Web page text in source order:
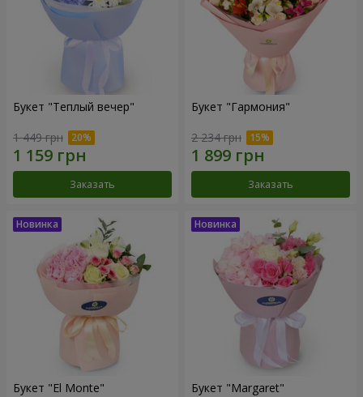
Букет "Теплый вечер"
1 449 грн
Заказать
Букет "Гармония"
2 234 грн
Заказать
Букет "El Monte" Букет "Margaret"